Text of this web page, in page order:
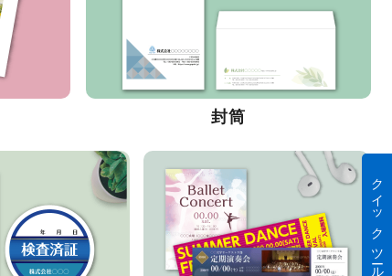
封筒
クイック ツール